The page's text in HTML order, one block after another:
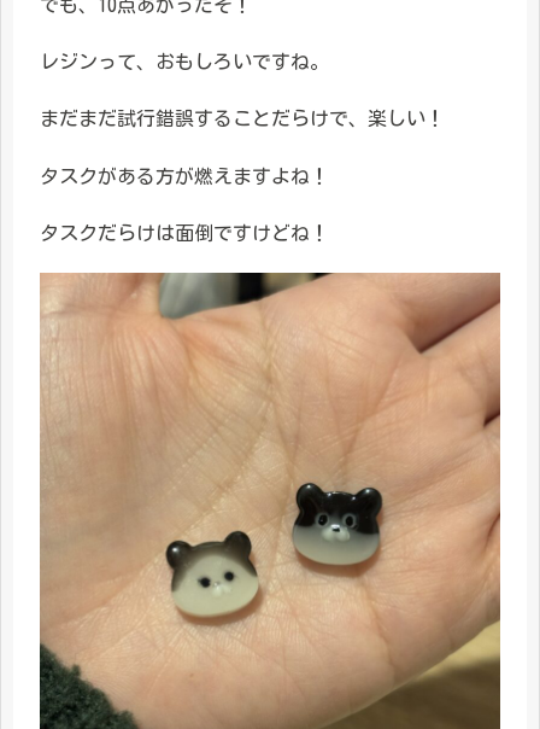
でも、10点あがったぞ！
レジンって、おもしろいですね。
まだまだ試行錯誤することだらけで、楽しい！
タスクがある方が燃えますよね！
タスクだらけは面倒ですけどね！